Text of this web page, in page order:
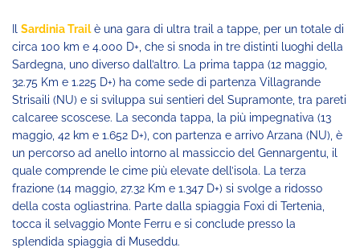
Sardinia Trailè una gara di ultra trail a tappe, per un totale di
circa 100 km e 4.000 D+, che si snoda in tre distinti luoghi della
Sardegna, uno diverso dall’altro. La prima tappa (12 maggio,
32.75 Km e 1.225 D+) ha come sede di partenza Villagrande
Strisaili (NU) e si sviluppa sui sentieri del Supramonte, tra pareti
calcaree scoscese. La seconda tappa, la più impegnativa (13
maggio, 42 km e 1.652 D+), con partenza e arrivo Arzana (NU), è
un percorso ad anello intorno al massiccio del Gennargentu, il
quale comprende le cime più elevate dell’isola. La terza
frazione (14 maggio, 27.32 Km e 1.347 D+) si svolge a ridosso
della costa ogliastrina. Parte dalla spiaggia Foxi di Tertenia,
tocca il selvaggio Monte Ferru e si conclude presso la
splendida spiaggia di Museddu.